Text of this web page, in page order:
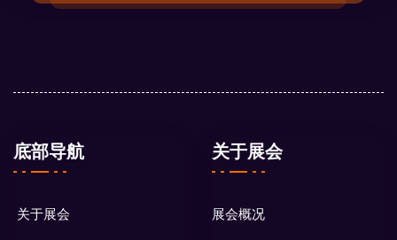
底部导航
关于展会
关于展会
展会概况